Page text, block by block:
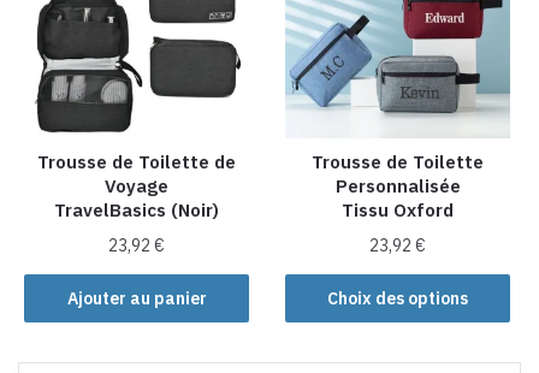
options
peuvent
être
choisies
la
page
du
produit
choisies
sur
la
page
du
produit
Trousse de Toilette de
Voyage
TravelBasics (Noir)
23,92€
Ajouter au panier
Trousse de Toilette
Personnalisée
Tissu Oxford
23,92€
Choix des options
Ce
produit